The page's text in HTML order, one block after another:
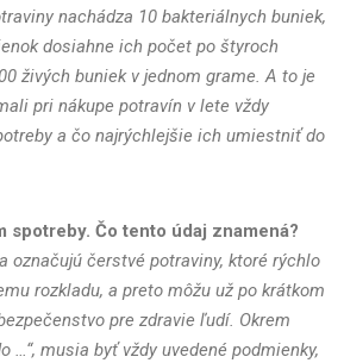
nachádza 10 bakteriálnych buniek,
dosiahne ich počet po štyroch
živých buniek v jednom grame. A to je
pri nákupe potravín v lete vždy
a čo najrýchlejšie ich umiestniť do
spotreby. Čo tento údaj znamená?
označujú čerstvé potraviny, ktoré rýchlo
rozkladu, a preto môžu už po krátkom
pre zdravie ľudí. Okrem
…“, musia byť vždy uvedené podmienky,